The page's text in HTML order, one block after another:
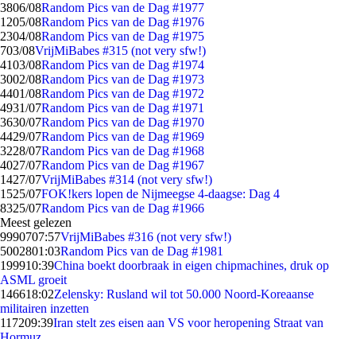
3806/08Random Pics van de Dag #1977
1205/08Random Pics van de Dag #1976
2304/08Random Pics van de Dag #1975
703/08VrijMiBabes #315 (not very sfw!)
4103/08Random Pics van de Dag #1974
3002/08Random Pics van de Dag #1973
4401/08Random Pics van de Dag #1972
4931/07Random Pics van de Dag #1971
3630/07Random Pics van de Dag #1970
4429/07Random Pics van de Dag #1969
3228/07Random Pics van de Dag #1968
4027/07Random Pics van de Dag #1967
1427/07VrijMiBabes #314 (not very sfw!)
1525/07FOK!kers lopen de Nijmeegse 4-daagse: Dag 4
8325/07Random Pics van de Dag #1966
Meest gelezen
9990707:57VrijMiBabes #316 (not very sfw!)
5002801:03Random Pics van de Dag #1981
199910:39China boekt doorbraak in eigen chipmachines, druk op
ASML groeit
146618:02Zelensky: Rusland wil tot 50.000 Noord-Koreaanse
militairen inzetten
117209:39Iran stelt zes eisen aan VS voor heropening Straat van